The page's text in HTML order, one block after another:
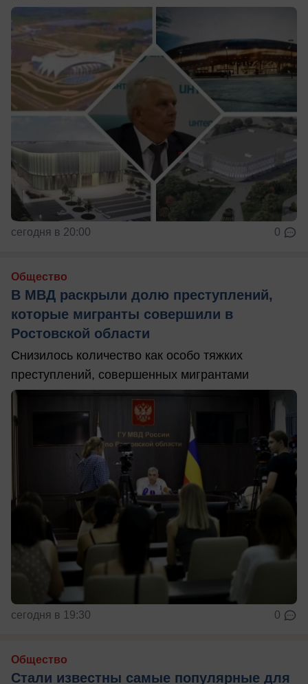
сегодня в 20:00 0
Общество
В МВД раскрыли долю преступлений,
которые мигранты совершили в
Ростовской области
Снизилось количество как особо тяжких
преступлений, совершенных мигрантами
сегодня в 19:30 0
Общество
Стали известны самые популярные для